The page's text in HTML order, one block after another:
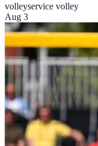
volleyservice volley
Aug 3